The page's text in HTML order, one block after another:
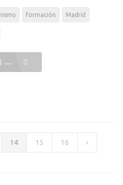
formación Madrid
...
14 15 16 ›